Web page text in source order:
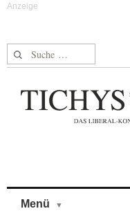
Suche nach:
Menü